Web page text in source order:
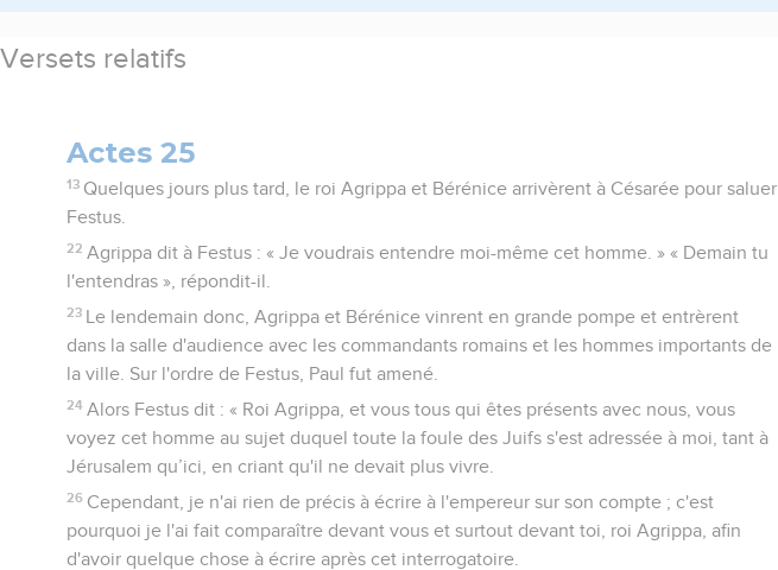
Versets relatifs
Actes 25
13 Quelques jours plus tard, le roi Agrippa et Bérénice arrivèrent à Césarée pour saluer
Festus.
22 Agrippa dit à Festus : « Je voudrais entendre moi-même cet homme. » « Demain tu
l'entendras », répondit-il.
23
Le lendemain donc, Agrippa et Bérénice vinrent en grande pompe et entrèrent
dans la salle d'audience avec les commandants romains et les hommes importants de
la ville. Sur l'ordre de Festus, Paul fut amené.
24 Alors Festus dit : « Roi Agrippa, et vous tous qui êtes présents avec nous, vous
voyez cet homme au sujet duquel toute la foule des Juifs s'est adressée à moi, tant à
Jérusalem qu’ici, en criant qu'il ne devait plus vivre.
26 Cependant, je n'ai rien de précis à écrire à l'empereur sur son compte ; c'est
pourquoi je l'ai fait comparaître devant vous et surtout devant toi, roi Agrippa, afin
d'avoir quelque chose à écrire après cet interrogatoire.